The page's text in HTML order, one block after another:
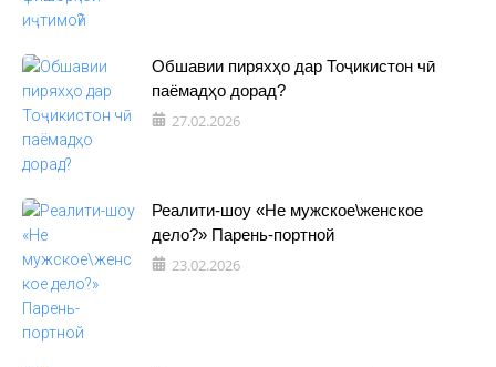
Обшавии пиряхҳо дар Тоҷикистон чӣ
паёмадҳо дорад?
27.02.2026
Реалити-шоу «Не мужское\женское
дело?» Парень-портной
23.02.2026